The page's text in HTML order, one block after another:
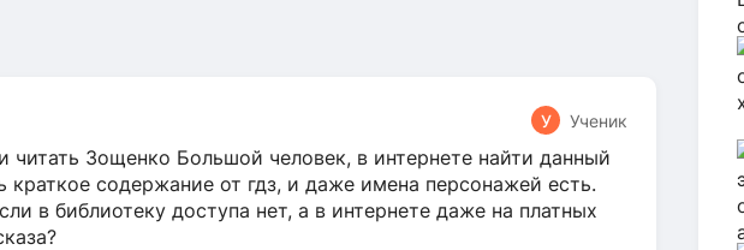
У Ученик
читать Зощенко Большой человек, в интернете найти данный
краткое содержание от гдз, и даже имена персонажей есть.
в библиотеку доступа нет, а в интернете даже на платных